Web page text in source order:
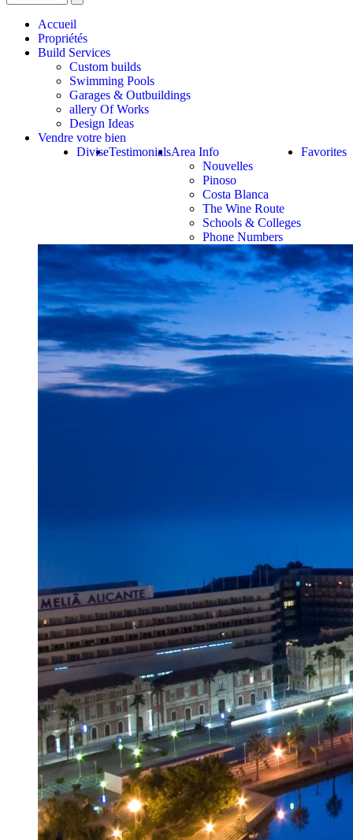
Accueil
Propriétés
Build Services
Custom builds
Swimming Pools
Garages & Outbuildings
allery Of Works
Design Ideas
Vendre votre bien
Favorites
Area Info
Nouvelles
Pinoso
Costa Blanca
The Wine Route
Schools & Colleges
Phone Numbers
Testimonials
Divise